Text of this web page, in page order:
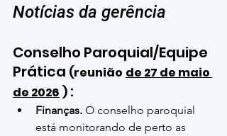
Notícias da gerência
Conselho Paroquial/Equipe
Prática (reunião de 27 de maio
de 2026 ) :
Finanças. O conselho paroquial
está monitorando de perto as